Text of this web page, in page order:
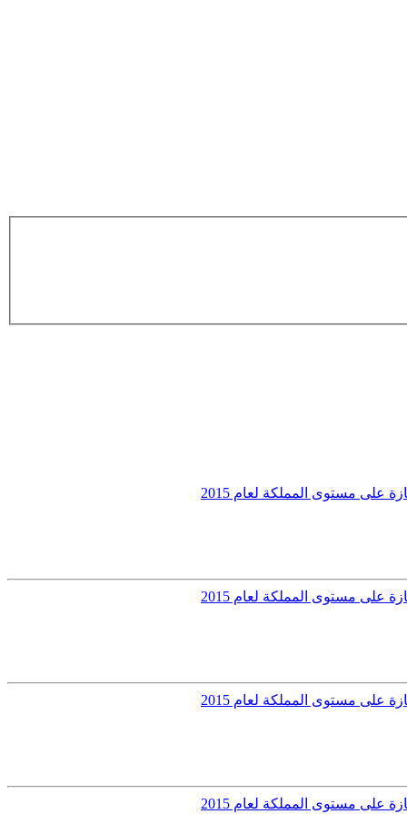
مستوى المملكة لعام 2015
مستوى المملكة لعام 2015
مستوى المملكة لعام 2015
مستوى المملكة لعام 2015